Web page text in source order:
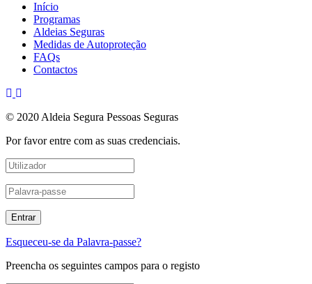
Início
Programas
Aldeias Seguras
Medidas de Autoproteção
FAQs
Contactos
© 2020 Aldeia Segura Pessoas Seguras
Por favor entre com as suas credenciais.
Esqueceu-se da Palavra-passe?
Preencha os seguintes campos para o registo